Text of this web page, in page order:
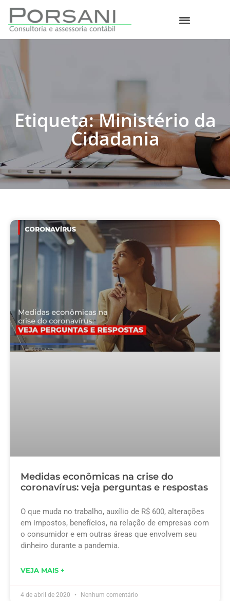
Etiqueta: Ministério da
Cidadania
Medidas econômicas na crise do
coronavírus: veja perguntas e respostas
O que muda no trabalho, auxílio de R$ 600, alterações
em impostos, benefícios, na relação de empresas com
o consumidor e em outras áreas que envolvem seu
dinheiro durante a pandemia.
VEJA MAIS +
4 de abril de 2020 Nenhum comentário